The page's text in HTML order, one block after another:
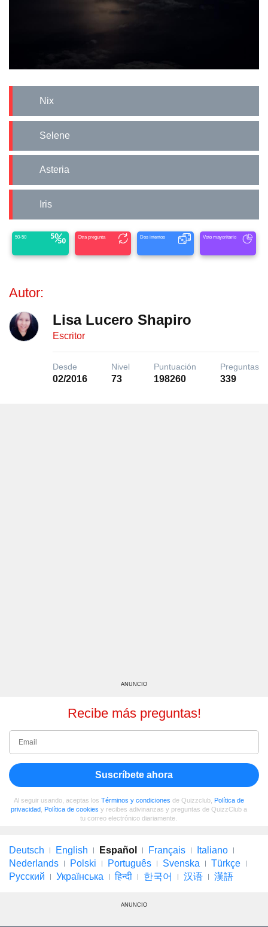
Nix
Selene
Asteria
Iris
50-50 Otra pregunta Dos intentos Voto mayoritario
Autor:
Lisa Lucero Shapiro
Escritor
Desde
02/2016
Nivel
73
Puntuación
198260
Preguntas
339
ANUNCIO
Recibe más preguntas!
Suscríbete ahora
Al seguir usando, aceptas los Términos y condiciones de Quizzclub, Política de
privacidad, Política de cookies y recibes adivinanzas y preguntas de QuizzClub a
tu correo electrónico diariamente.
Deutsch English Español Français
Italiano
Nederlands
Polski Português Svenska
Türkçe
Русский
Українська हिन्दी 한국어 汉语 漢語
ANUNCIO